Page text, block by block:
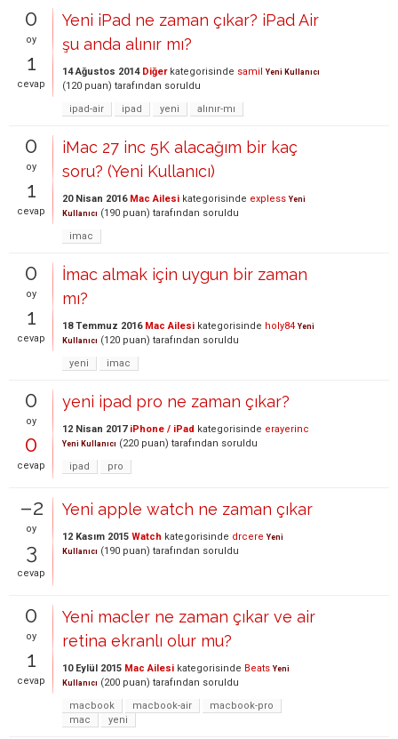
0
oy
1
cevap
Yeni iPad ne zaman çıkar? iPad Air
şu anda alınır mı?
14 Ağustos 2014 Diğerkategorisinde samil Yeni Kullanıcı
(120 puan) tarafından soruldu
ipad-air
ipad yeni alınır-mı
0
oy
1
cevap
iMac 27 inc 5K alacağım bir kaç
soru? (Yeni Kullanıcı)
20 Nisan 2016 Mac Ailesi kategorisinde expless Yeni
Kullanıcı (190 puan) tarafından soruldu
imac
0
oy
1
cevap
İmac almak için uygun bir zaman
mı?
18 Temmuz 2016 Mac Ailesi kategorisinde holy84 Yeni
Kullanıcı (120 puan) tarafından soruldu
yeni
imac
0
oy
0
cevap
yeni ipad pro ne zaman çıkar?
12 Nisan 2017 iPhone / iPad kategorisinde erayerinc
Yeni Kullanıcı (220 puan) tarafından soruldu
ipad
pro
–2
oy
3
cevap
Yeni apple watch ne zaman çıkar
12 Kasım 2015 Watch kategorisinde drcere Yeni
Kullanıcı (190 puan) tarafından soruldu
0
oy
1
cevap
Yeni macler ne zaman çıkar ve air
retina ekranlı olur mu?
10 Eylül 2015 Mac Ailesi kategorisinde Beats Yeni
Kullanıcı (200 puan) tarafından soruldu
macbook
macbook-air
macbook-pro
mac
yeni